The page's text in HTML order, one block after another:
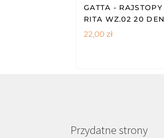
GATTA - RAJSTOPY
RITA WZ.02 20 DEN
22,00 zł
Przydatne strony